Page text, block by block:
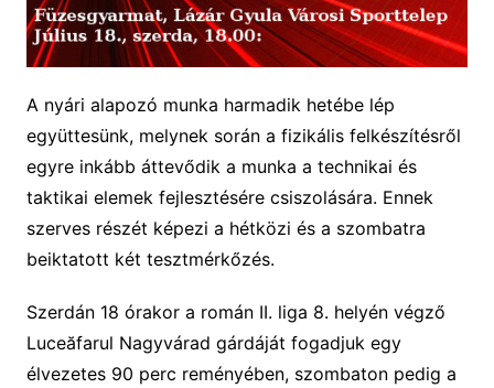
A nyári alapozó munka harmadik hetébe lép
együttesünk, melynek során a fizikális felkészítésről
egyre inkább áttevődik a munka a technikai és
taktikai elemek fejlesztésére csiszolására. Ennek
szerves részét képezi a hétközi és a szombatra
beiktatott két tesztmérkőzés.
Szerdán 18 órakor a román II. liga 8. helyén végző
Luceăfarul Nagyvárad gárdáját fogadjuk egy
élvezetes 90 perc reményében, szombaton pedig a